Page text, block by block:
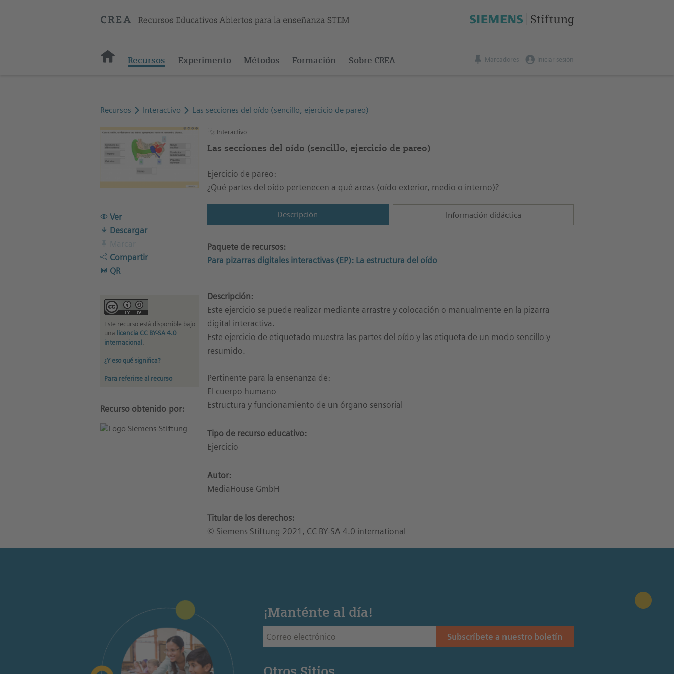
Recursos Experimento Métodos Formación Sobre CREA Marcadores Iniciar sesión
Recursos Interactivo Las secciones del oído (sencillo, ejercicio de pareo)
Ver
Descargar
Compartir
QR
Este recurso está disponible bajo
una licencia CC BY-SA 4.0
internacional.
¿Y eso qué significa?
Para referirse al recurso
Recurso obtenido por:
Interactivo
Las secciones del oído (sencillo, ejercicio de pareo)
Ejercicio de pareo:
¿Qué partes del oído pertenecen a qué areas (oído exterior, medio o interno)?
Descripción Información didáctica
Paquete de recursos:
Para pizarras digitales interactivas (EP): La estructura del oído
Descripción:
Este ejercicio se puede realizar mediante arrastre y colocación o manualmente en la pizarra
digital interactiva.
Este ejercicio de etiquetado muestra las partes del oído y las etiqueta de un modo sencillo y
resumido.
Pertinente para la enseñanza de:
El cuerpo humano
Estructura y funcionamiento de un órgano sensorial
Tipo de recurso educativo:
Ejercicio
Autor:
MediaHouse GmbH
Titular de los derechos:
© Siemens Stiftung 2021, CC BY-SA 4.0 international
¡Manténte al día!
Subscríbete a nuestro boletín